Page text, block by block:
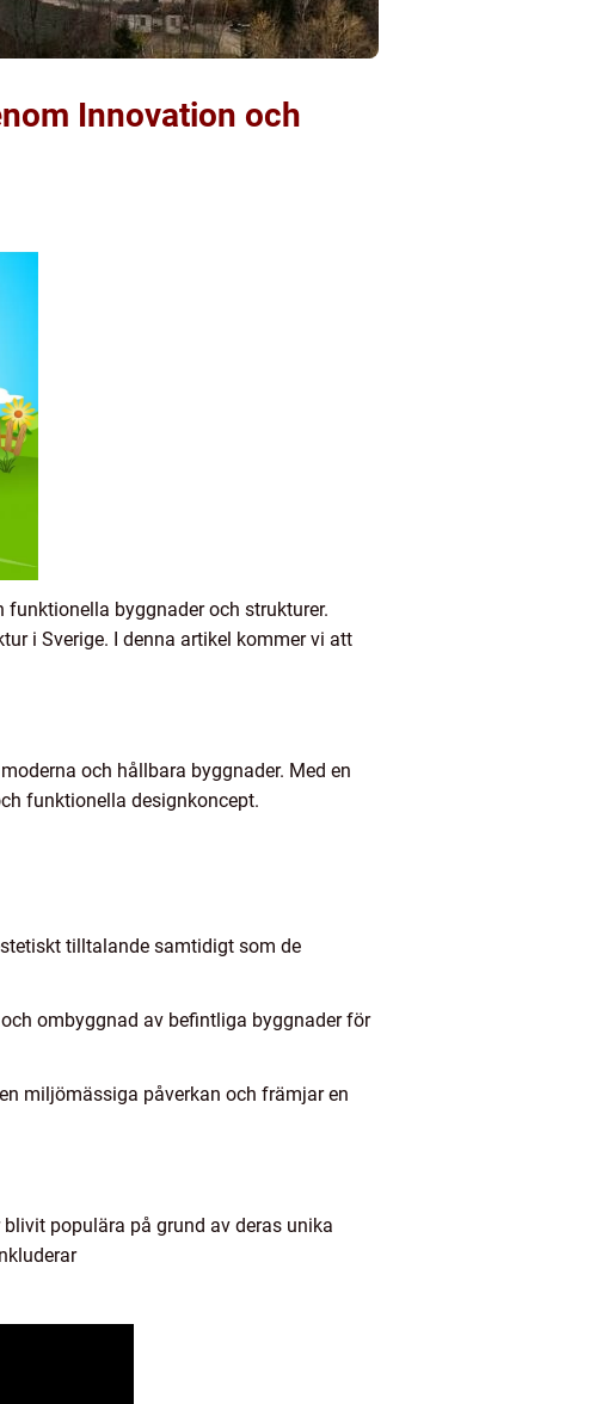
Innovation och
byggnader och strukturer.
i Sverige. I denna artikel kommer vi att
och hållbara byggnader. Med en
funktionella designkoncept.
tilltalande samtidigt som de
ombyggnad av befintliga byggnader för
miljömässiga påverkan och främjar en
populära på grund av deras unika